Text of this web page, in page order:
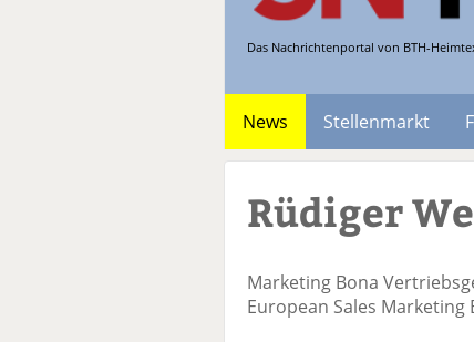
Das Nachrichtenportal von BTH-
News Stellenmarkt
Rüdiger
Marketing Bona
European Sales Marketing